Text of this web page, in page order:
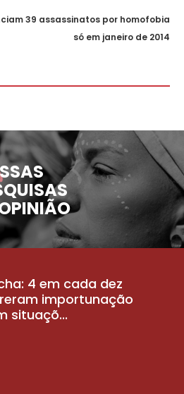
39 assassinatos por homofobia
só em janeiro de 2014
4 em cada dez
importunação
situaçõ...